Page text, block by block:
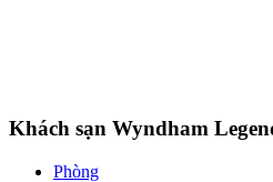
Khách sạn Wyndham
Phòng